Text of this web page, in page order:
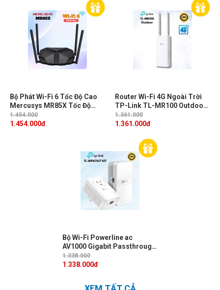
Bộ Phát Wi-Fi 6 Tốc Độ Cao
Mercusys MR85X Tốc Độ
3Gbps, Kênh HE160, Công
nghệ OFDMA , Độ trễ thấp,
1.454.000
1.454.000đ
Router Wi-Fi 4G Ngoài Trời
TP-Link TL-MR100 Outdoor:
Chuẩn N 300Mbps, 1× LTE
gắn ngoài + Ăng-ten Wi-Fi
1.361.000
1.361.000đ
Bộ Wi-Fi Powerline ac
AV1000 Gigabit Passthrough
TP-Link TL-WPA7617 KIT Wi-
Fi băng tần kép AC1200, Tốc
Khoảng cách truyền 300m
1.338.000
1.338.000đ